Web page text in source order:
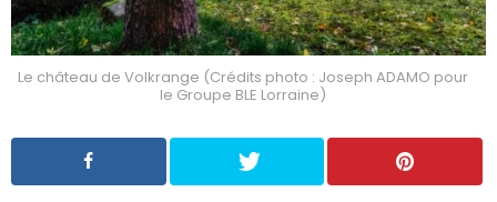
Le château de Volkrange (Crédits photo : Joseph ADAMO pour
le Groupe BLE Lorraine)